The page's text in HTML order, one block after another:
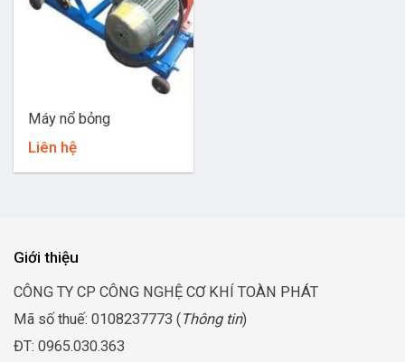
Máy nổ bỏng
Liên hệ
Giới thiệu
CÔNG TY CP CÔNG NGHỆ CƠ KHÍ TOÀN PHÁT
Mã số thuế: 0108237773 (Thông tin)
ĐT: 0965.030.363